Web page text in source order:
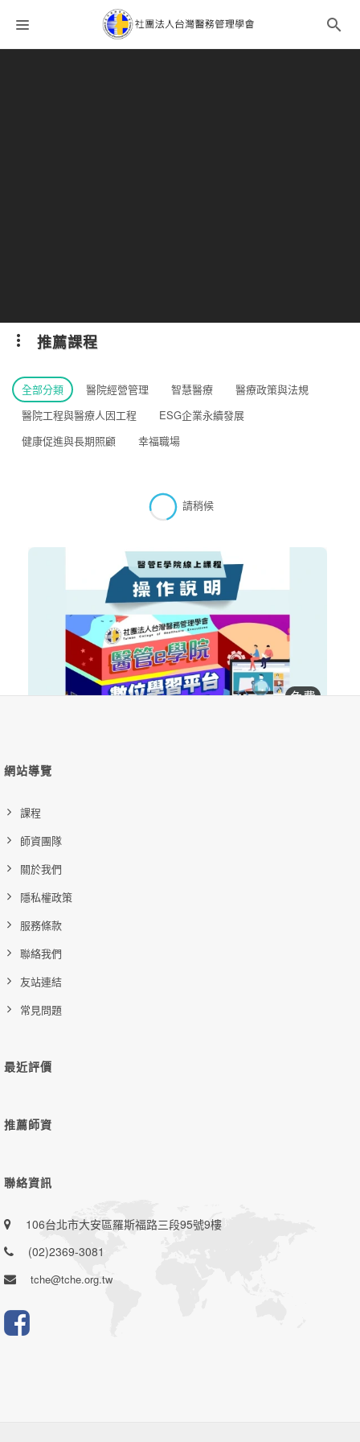
推薦課程
全部分類 醫院經營管理 智慧醫療
醫療政策與法規
醫院工程與醫療人因工程
ESG企業永續發展
健康促進與長期照顧
幸福職場
請稍候
免費
購買後有效期限：課程下架時
網站導覽
課程
師資團隊
關於我們
隱私權政策
服務條款
聯絡我們
友站連結
常見問題
最近評價
推薦師資
聯絡資訊
106台北市大安區羅斯福路三段95號9樓
(02)2369-3081
tche@tche.org.tw